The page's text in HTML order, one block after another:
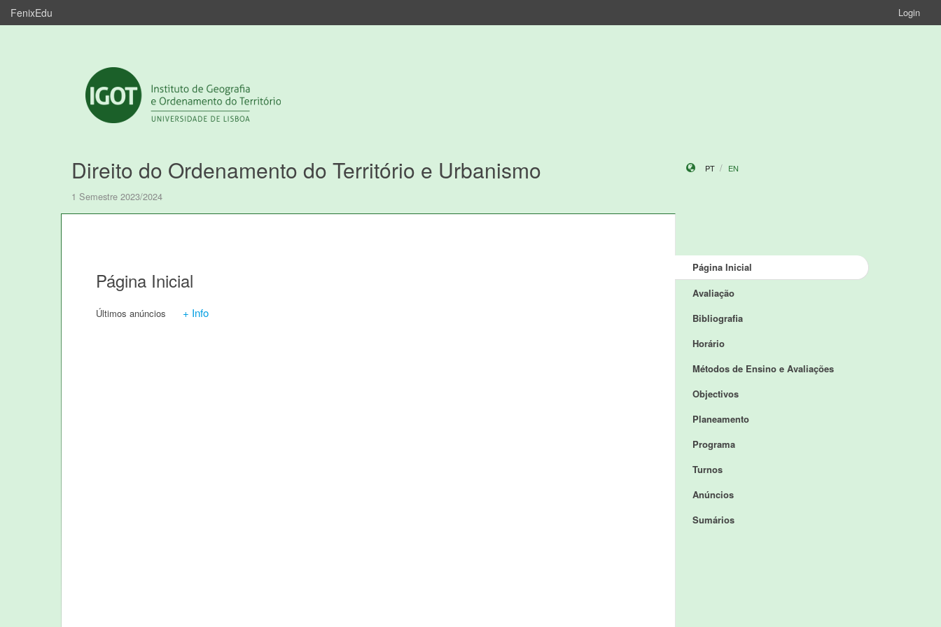
FenixEdu Login
Direito do Ordenamento do Território e Urbanismo
1 Semestre 2023/2024
PT EN
Página Inicial
Últimos anúncios + Info
Página Inicial
Avaliação
Bibliografia
Horário
Métodos de Ensino e Avaliações
Objectivos
Planeamento
Programa
Turnos
Anúncios
Sumários